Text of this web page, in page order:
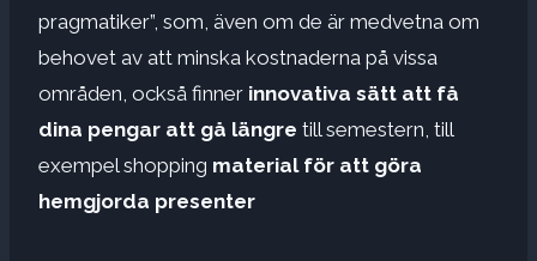
pragmatiker”, som, även om de är medvetna om
behovet av att minska kostnaderna på vissa
områden, också finner innovativa sätt att få
dina pengar att gå längre till semestern, till
exempel shopping material för att göra
hemgjorda presenter